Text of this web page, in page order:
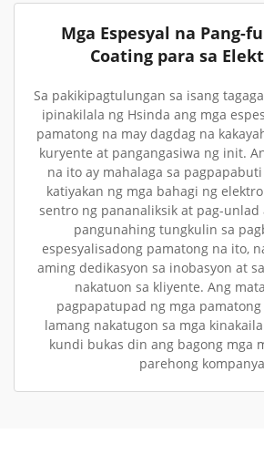
Mga Espesyal na Pang-
Coating para sa
Sa pakikipagtulungan sa isang
ipinakilala ng Hsinda ang mga
pamatong na may dagdag na
kuryente at pangangasiwa ng init.
na ito ay mahalaga sa
katiyakan ng mga bahagi ng
sentro ng pananaliksik at pag-unlad
pangunahing tungkulin sa
espesyalisadong pamatong na ito,
aming dedikasyon sa inobasyon at
nakatuon sa kliyente. Ang
pagpapatupad ng mga
lamang nakatugon sa mga
kundi bukas din ang bagong mga
parehong